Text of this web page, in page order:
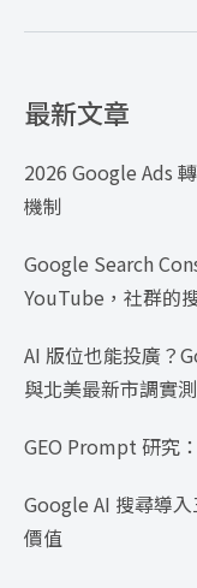
最新文章
2026 Google Ads
機制
Google Search
YouTube，社群的
AI 版位也能投廣？
與北美最新市調實測
GEO Prompt 研究
Google AI 搜尋導
價值